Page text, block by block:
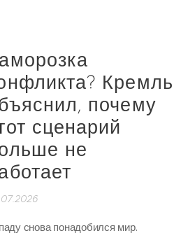
Кремль
почему
сценарий
не
снова понадобился мир.